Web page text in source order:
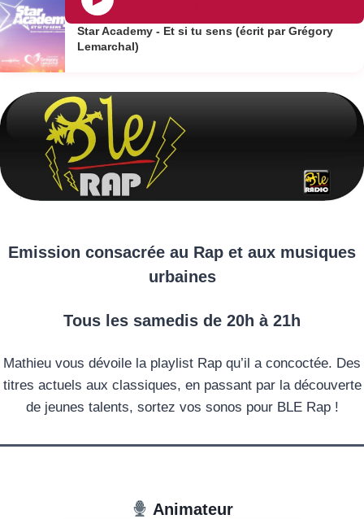
Star Academy - Et si tu sens (écrit par Grégory
Lemarchal)
Emission consacrée au Rap et aux musiques
urbaines
Tous les samedis de 20h à 21h
Mathieu vous dévoile la playlist Rap qu’il a concoctée. Des
titres actuels aux classiques, en passant par la découverte
de jeunes talents, sortez vos sonos pour BLE Rap !
Animateur